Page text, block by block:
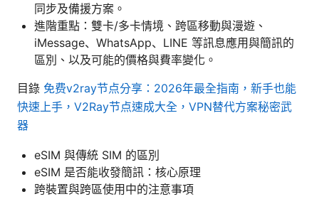
同步及備援方案。
進階重點：雙卡/多卡情境、跨區移動與漫遊、
iMessage、WhatsApp、LINE 等訊息應用與簡訊的
區別、以及可能的價格與費率變化。
目錄 免费v2ray节点分享：2026年最全指南，新手也能
快速上手，V2Ray节点速成大全，VPN替代方案秘密武
器
eSIM 與傳統 SIM 的區別
eSIM 是否能收發簡訊：核心原理
跨裝置與跨區使用中的注意事項